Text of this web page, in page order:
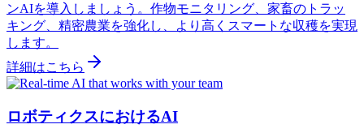
ンAIを導入しましょう。作物モニタリング、家畜のトラッ
キング、精密農業を強化し、より高くスマートな収穫を実現
します。
詳細はこちら
ロボティクスにおけるAI